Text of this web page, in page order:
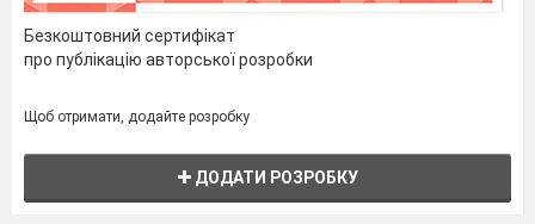
Безкоштовний сертифікат
про публікацію авторської розробки
Щоб отримати, додайте розробку
ДОДАТИ РОЗРОБКУ